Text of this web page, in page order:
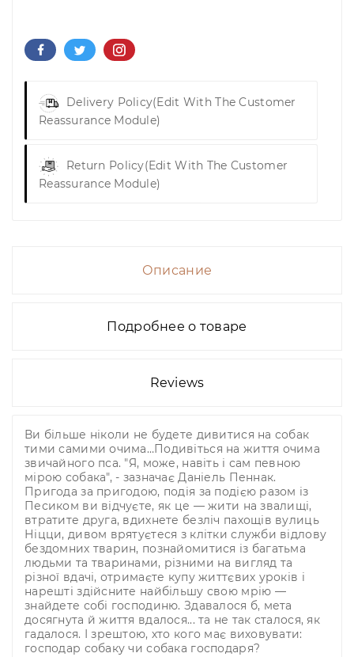
Delivery Policy(edit With The Customer
Reassurance Module)
Return Policy(edit With The Customer
Reassurance Module)
Описание
Подробнее о товаре
Reviews
Ви більше ніколи не будете дивитися на собак
тими самими очима…Подивіться на життя очима
звичайного пса. "Я, може, навіть і сам певною
мірою собака", - зазначає Даніель Пеннак.
Пригода за пригодою, подія за подією разом із
Песиком ви відчуєте, як це — жити на звалищі,
втратите друга, вдихнете безліч пахощів вулиць
Ніцци, дивом врятуєтеся з клітки служби відлову
бездомних тварин, познайомитися із багатьма
людьми та тваринами, різними на вигляд та
різної вдачі, отримаєте купу життєвих уроків і
нарешті здійсните найбільшу свою мрію —
знайдете собі господиню. Здавалося б, мета
досягнута й життя вдалося... та не так сталося, як
гадалося. І зрештою, хто кого має виховувати:
господар собаку чи собака господаря?